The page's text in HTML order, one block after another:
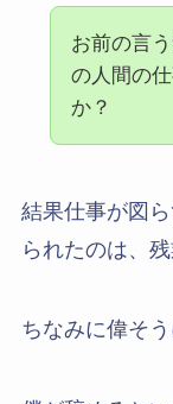
お前の言
の人間の
か？
結果仕事が図
られたのは、
ちなみに偉そ